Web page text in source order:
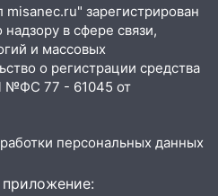
уверовала в
директора фирмы
налогов на 48
двое
зарегистрирован
в сфере связи,
и массовых
о регистрации средства
№ФС 77 - 61045 от
персональных данных
приложение: